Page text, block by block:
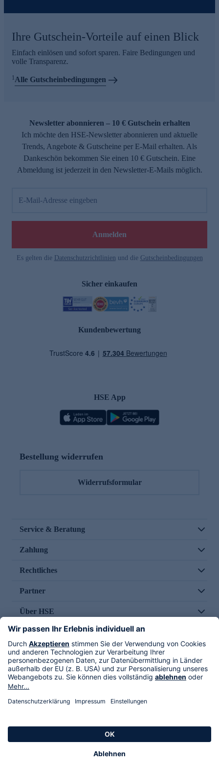
Ihre Gutschein-Vorteile auf einen Blick
Einfach einlösen und sofort sparen. Faire Bedingungen und
volle Transparenz.
1Alle Gutscheinbedingungen
Newsletter abonnieren – 10 € Gutschein erhalten
Ich möchte den HSE-Newsletter abonnieren und aktuelle
Trends, Angebote & Gutscheine per E-Mail erhalten. Als
Dankeschön bekommen Sie einen 10 € Gutschein. Eine
Abmeldung ist jederzeit in den Newsletter-E-Mails möglich.
E-Mail-Adresse eingeben
Anmelden
Es gelten die Datenschutzrichtlinien und die Gutscheinbedingungen
Sicher einkaufen
Kundenbewertung
HSE App
Bestellung widerrufen
Widerrufsformular
Service & Beratung
Zahlung
Rechtliches
Partner
Über HSE
Im TV
HSE International